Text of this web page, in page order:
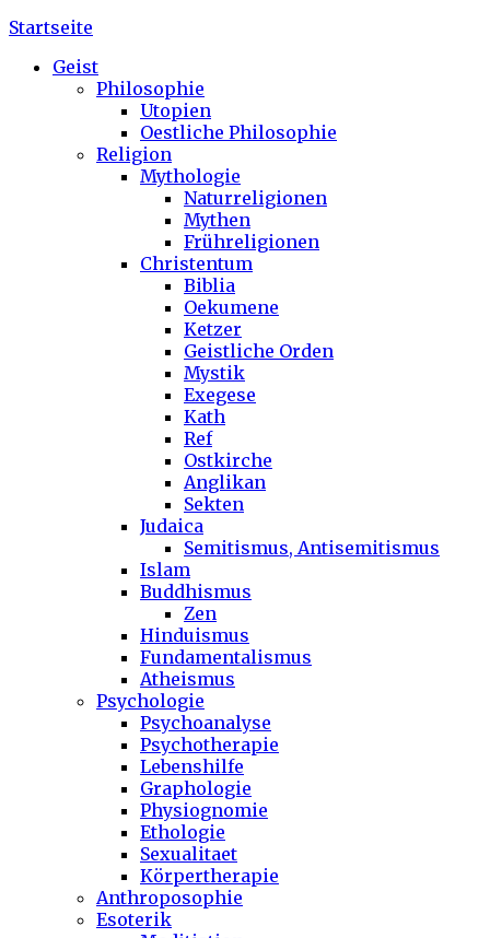
Startseite
Geist
Philosophie
Utopien
Oestliche Philosophie
Religion
Mythologie
Naturreligionen
Mythen
Frühreligionen
Christentum
Biblia
Oekumene
Ketzer
Geistliche Orden
Mystik
Exegese
Kath
Ref
Ostkirche
Anglikan
Sekten
Judaica
Semitismus, Antisemitismus
Islam
Buddhismus
Zen
Hinduismus
Fundamentalismus
Atheismus
Psychologie
Psychoanalyse
Psychotherapie
Lebenshilfe
Graphologie
Physiognomie
Ethologie
Sexualitaet
Körpertherapie
Anthroposophie
Esoterik